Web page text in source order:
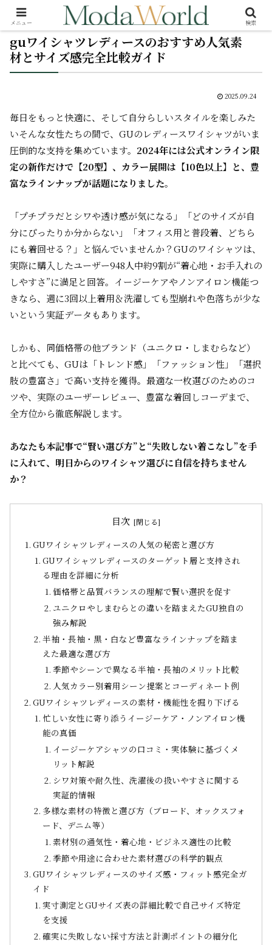
guワイシャツレディースのおすすめ人気素
材とサイズ感完全比較ガイド
2025.09.24
毎日をもっと快適に、そして自分らしいスタイルを楽しみた
い――そんな女性たちの間で、GUのレディースワイシャツがいま
圧倒的な支持を集めています。 2024年には公式オンライン限
定の新作だけで【20型】、カラー展開は【10色以上】と、豊
富なラインナップが話題になりました。
「プチプラだとシワや透け感が気になる」「どのサイズが自
分にぴったりか分からない」「オフィス用と普段着、どちら
にも着回せる？」と悩んでいませんか？GUのワイシャツは、
実際に購入したユーザー948人中約9割が“着心地・お手入れの
しやすさ”に満足と回答。イージーケアやノンアイロン機能つ
きなら、週に3回以上着用＆洗濯しても型崩れや色落ちが少な
いという実証データもあります。
しかも、同価格帯の他ブランド（ユニクロ・しまむらなど）
と比べても、GUは「トレンド感」「ファッション性」「選択
肢の豊富さ」で高い支持を獲得。最適な一枚選びのためのコ
ツや、実際のユーザーレビュー、豊富な着回しコーデまで、
全方位から徹底解説します。
あなたも本記事で“賢い選び方”と“失敗しない着こなし”を手
に入れて、明日からのワイシャツ選びに自信を持ちません
か？
目次
GUワイシャツレディースの人気の秘密と選び方
GUワイシャツレディースのターゲット層と支持され
る理由を詳細に分析
価格帯と品質バランスの理解で賢い選択を促す
ユニクロやしまむらとの違いを踏まえたGU独自の
強み解説
半袖・長袖・黒・白など豊富なラインナップを踏ま
えた最適な選び方
季節やシーンで異なる半袖・長袖のメリット比較
人気カラー別着用シーン提案とコーディネート例
GUワイシャツレディースの素材・機能性を掘り下げる
忙しい女性に寄り添うイージーケア・ノンアイロン機
能の真価
イージーケアシャツの口コミ・実体験に基づくメ
リット解説
シワ対策や耐久性、洗濯後の扱いやすさに関する
実証的情報
多様な素材の特徴と選び方（ブロード、オックスフォ
ード、デニム等）
素材別の通気性・着心地・ビジネス適性の比較
季節や用途に合わせた素材選びの科学的観点
GUワイシャツレディースのサイズ感・フィット感完全ガ
イド
実寸測定とGUサイズ表の詳細比較で自己サイズ特定
を支援
確実に失敗しない採寸方法と計測ポイントの細分化
メニュー 検索